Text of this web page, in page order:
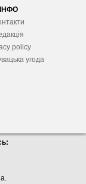
ІНФО
policy
угода
.